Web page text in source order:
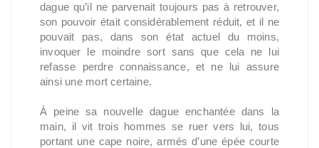
dague qu’il ne parvenait toujours pas à retrouver,
son pouvoir était considérablement réduit, et il ne
pouvait pas, dans son état actuel du moins,
invoquer le moindre sort sans que cela ne lui
refasse perdre connaissance, et ne lui assure
ainsi une mort certaine.
À peine sa nouvelle dague enchantée dans la
main, il vit trois hommes se ruer vers lui, tous
portant une cape noire, armés d’une épée courte